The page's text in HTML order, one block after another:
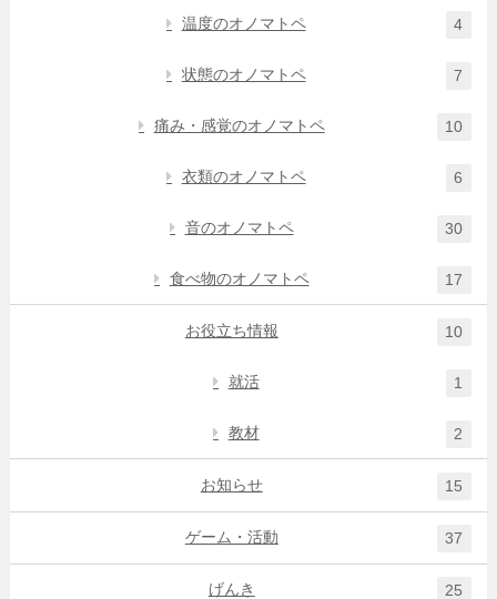
温度のオノマトペ 4
状態のオノマトペ 7
痛み・感覚のオノマトペ 10
衣類のオノマトペ 6
音のオノマトペ 30
食べ物のオノマトペ 17
お役立ち情報 10
就活 1
教材 2
お知らせ 15
ゲーム・活動 37
げんき 25